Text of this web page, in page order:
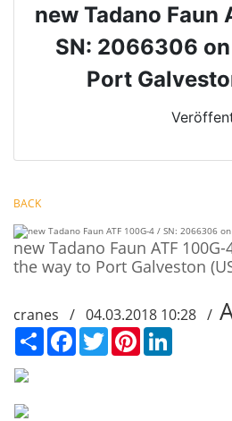
new Tadano Faun
SN: 2066306
Port
BACK
new Tadano Faun ATF
the way to Port Galveston
cranes / 04.03.2018 10:28 /
Сподели FacebookTwitter Pinterest